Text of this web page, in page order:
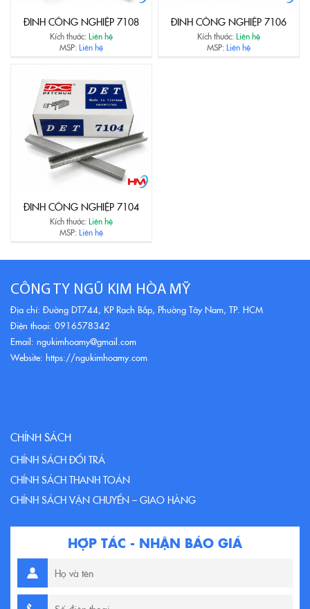
ĐINH CÔNG NGHIỆP 7108
Kích thước:Liên hệ
MSP:Liên hệ
ĐINH CÔNG NGHIỆP 7106
Kích thước:Liên hệ
MSP:Liên hệ
ĐINH CÔNG NGHIỆP 7104
Kích thước:Liên hệ
MSP:Liên hệ
CÔNG TY NGŨ KIM HÒA MỸ
Địa chỉ: Đường DT744, KP Rạch Bắp, Phường Tây Nam, TP. HCM
Điện thoại: 0916578342
Email: ngukimhoamy@gmail.com
Website: https://ngukimhoamy.com
CHÍNH SÁCH
CHÍNH SÁCH ĐỔI TRẢ
CHÍNH SÁCH THANH TOÁN
CHÍNH SÁCH VẬN CHUYỂN – GIAO HÀNG
HỢP TÁC - NHẬN BÁO GIÁ